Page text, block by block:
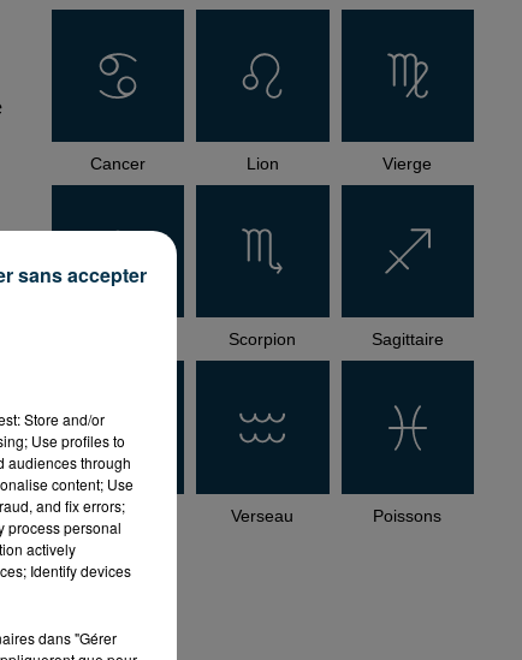
Cancer Lion Vierge
Scorpion Sagittaire
Capricorne Verseau Poissons
Store and/or
Use profiles to
audiences through
content; Use
and fix errors;
process personal
actively
Identify devices
dans "Gérer
sans accepter